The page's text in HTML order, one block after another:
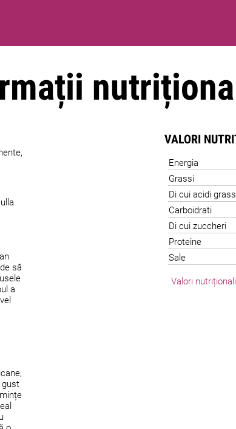
să
a
gust
VALORI
Energia
Grassi
Di cui acidi
Carboidrati
Di cui zuccheri
Proteine
Sale
Valori